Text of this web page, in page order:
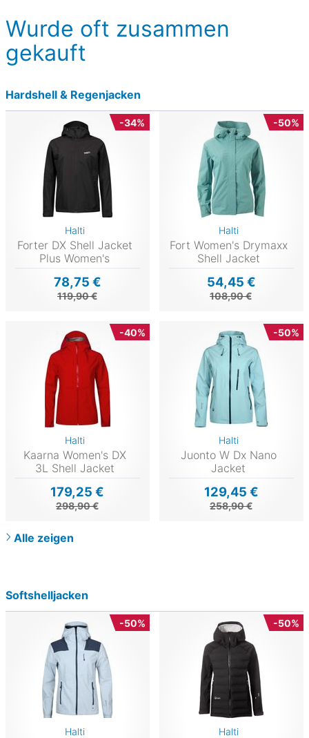
Wurde oft zusammen
gekauft
Hardshell & Regenjacken
-34%
Halti
Forter DX Shell Jacket
Plus Women's
78,75 €
119,90 €
-50%
Halti
Fort Women's Drymaxx
Shell Jacket
54,45 €
108,90 €
-40%
Halti
Kaarna Women's DX
3L Shell Jacket
179,25 €
298,90 €
-50%
Halti
Juonto W Dx Nano
Jacket
129,45 €
258,90 €
Alle zeigen
Softshelljacken
-50%
Halti
-50%
Halti